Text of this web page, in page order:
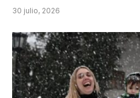
30 julio, 2026